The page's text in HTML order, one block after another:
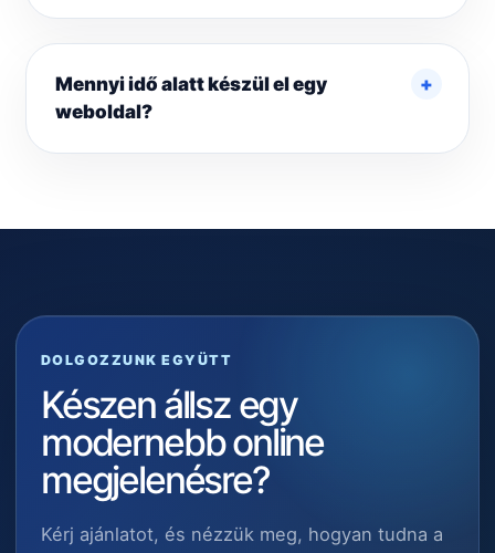
Mennyi idő alatt készül el egy
weboldal?
DOLGOZZUNK EGYÜTT
Készen állsz egy
modernebb online
megjelenésre?
Kérj ajánlatot, és nézzük meg, hogyan tudna a